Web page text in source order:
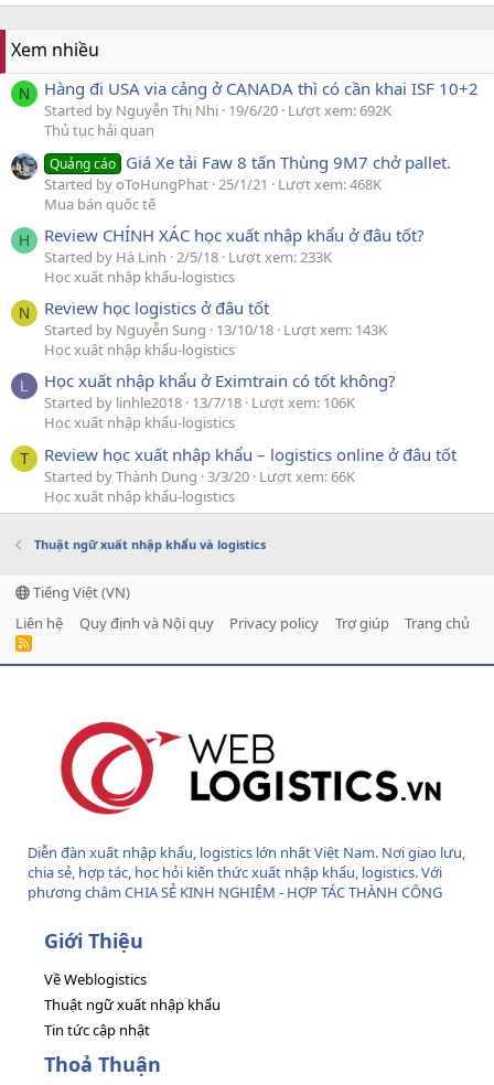
Xem nhiều
N Hàng đi USA via cảng ở CANADA thì có cần khai ISF 10+2
Started by Nguyễn Thị Nhi 19/6/20 Lượt xem: 692K
Thủ tục hải quan
Quảng cáo Giá Xe tải Faw 8 tấn Thùng 9M7 chở pallet.
Started by oToHungPhat 25/1/21
Lượt xem: 468K
Mua bán quốc tế
H Review CHÍNH XÁC học xuất nhập khẩu ở đâu tốt?
Started by Hà Linh 2/5/18 Lượt xem: 233K
Học xuất nhập khẩu-logistics
N Review học logistics ở đâu tốt
Started by Nguyễn Sung 13/10/18 Lượt xem: 143K
Học xuất nhập khẩu-logistics
L Học xuất nhập khẩu ở Eximtrain có tốt không?
Started by linhle2018 13/7/18 Lượt xem: 106K
Học xuất nhập khẩu-logistics
T Review học xuất nhập khẩu – logistics online ở đâu tốt
Started by Thành Dung 3/3/20 Lượt xem: 66K
Học xuất nhập khẩu-logistics
Thuật ngữ xuất nhập khẩu và logistics
Tiếng Việt (VN)
Liên hệ
Quy định và Nội quy Privacy policy Trợ giúp Trang chủ
R
Diễn đàn xuất nhập khẩu, logistics lớn nhất Việt Nam. Nơi giao lưu,
chia sẻ, hợp tác, học hỏi kiến thức xuất nhập khẩu, logistics. Với
phương châm CHIA SẺ KINH NGHIỆM - HỢP TÁC THÀNH CÔNG
Giới Thiệu
Về Weblogistics
Thuật ngữ xuất nhập khẩu
Tin tức cập nhật
Thoả Thuận